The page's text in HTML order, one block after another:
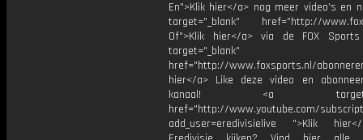
En">Klik hier</a> nog meer video’s en
target="_blank" href="http://
Of">Klik hier</a> via de FOX
target="_blank"
href="http://www.foxsports.nl/
hier</a> Like deze video en
kanaal! <a
href="http://www.youtube.com/
add_user=eredivisielive ">Klik